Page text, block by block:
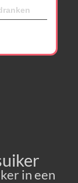
in een